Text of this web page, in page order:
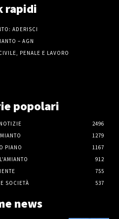
rapidi
ADERISCI
– AGN
PENALE E LAVORO
popolari
2496
1279
PIANO
1167
912
755
SOCIETÀ
537
news